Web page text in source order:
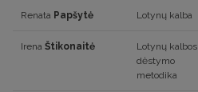
Renata Papšytė Lotynų kalba
Irena Štikonaitė
Lotynų kalbos
dėstymo
metodika